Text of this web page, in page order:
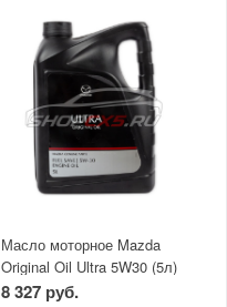
Масло моторное Mazda
Original Oil Ultra 5W30 (5л)
8 327 руб.